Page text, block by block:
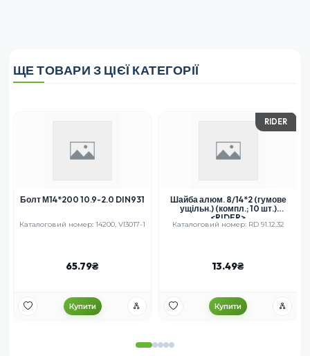
ЩЕ ТОВАРИ З ЦІЄЇ КАТЕГОРІЇ
Болт М14*200 10.9-2.0 DIN931
Каталоговий номер: 14200, VI3017-1
65.79
Купити
RIDER
Шайба алюм. 8/14*2 (гумове
ущільн.) (компл.; 10 шт.)
<RIDER>
Каталоговий номер: RD 91.12.32
13.49
Купити